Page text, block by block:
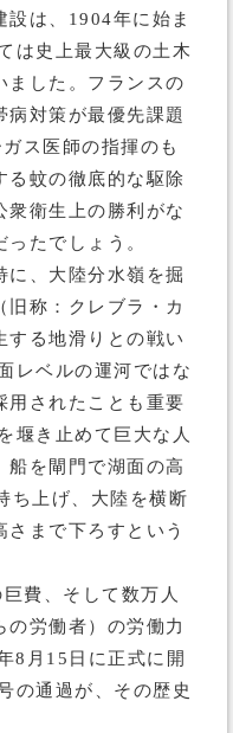
設は、1904年に始ま
は史上最大級の土木
ました。フランスの
病対策が最優先課題
ス医師の指揮のも
る蚊の徹底的な駆除
衆衛生上の勝利がな
たでしょう。
に、大陸分水嶺を掘
称：クレブラ・カ
する地滑りとの戦い
レベルの運河ではな
用されたことも重要
堰き止めて巨大な人
船を閘門で湖面の高
ち上げ、大陸を横断
まで下ろすという
費、そして数万人
の労働者）の労働力
8月15日に正式に開
の通過が、その歴史